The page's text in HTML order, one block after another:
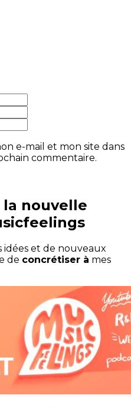
e-mail et mon site dans
commentaire.
nouvelle
idées et de nouveaux
de concrétiser à mes